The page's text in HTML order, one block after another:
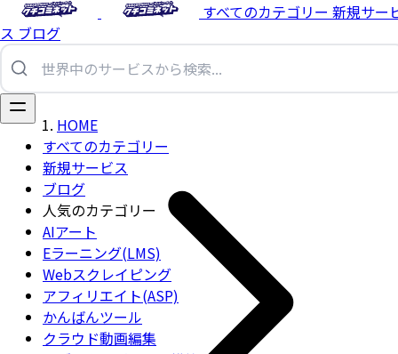
すべてのカテゴリー 新規サー
ス ブログ
すべてのカテゴリー
新規サービス
ブログ
人気のカテゴリー
AIアート
Eラーニング(LMS)
Webスクレイピング
アフィリエイト(ASP)
かんばんツール
クラウド動画編集
HOME